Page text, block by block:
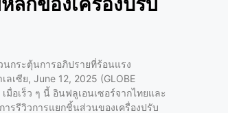
กระตุ้นการอภิปรายที่ร้อนแรง
ลเซีย, June 12, 2025 (GLOBE
มื่อเร็ว ๆ นี้ อินฟลูเอนเซอร์จากไทยและ
ารรีวิวการแยกชิ้นส่วนของเครื่องปรับ